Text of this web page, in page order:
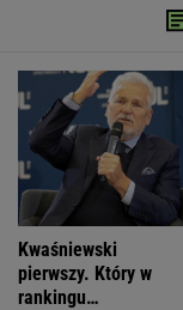
Kwaśniewski
pierwszy. Który w
rankingu